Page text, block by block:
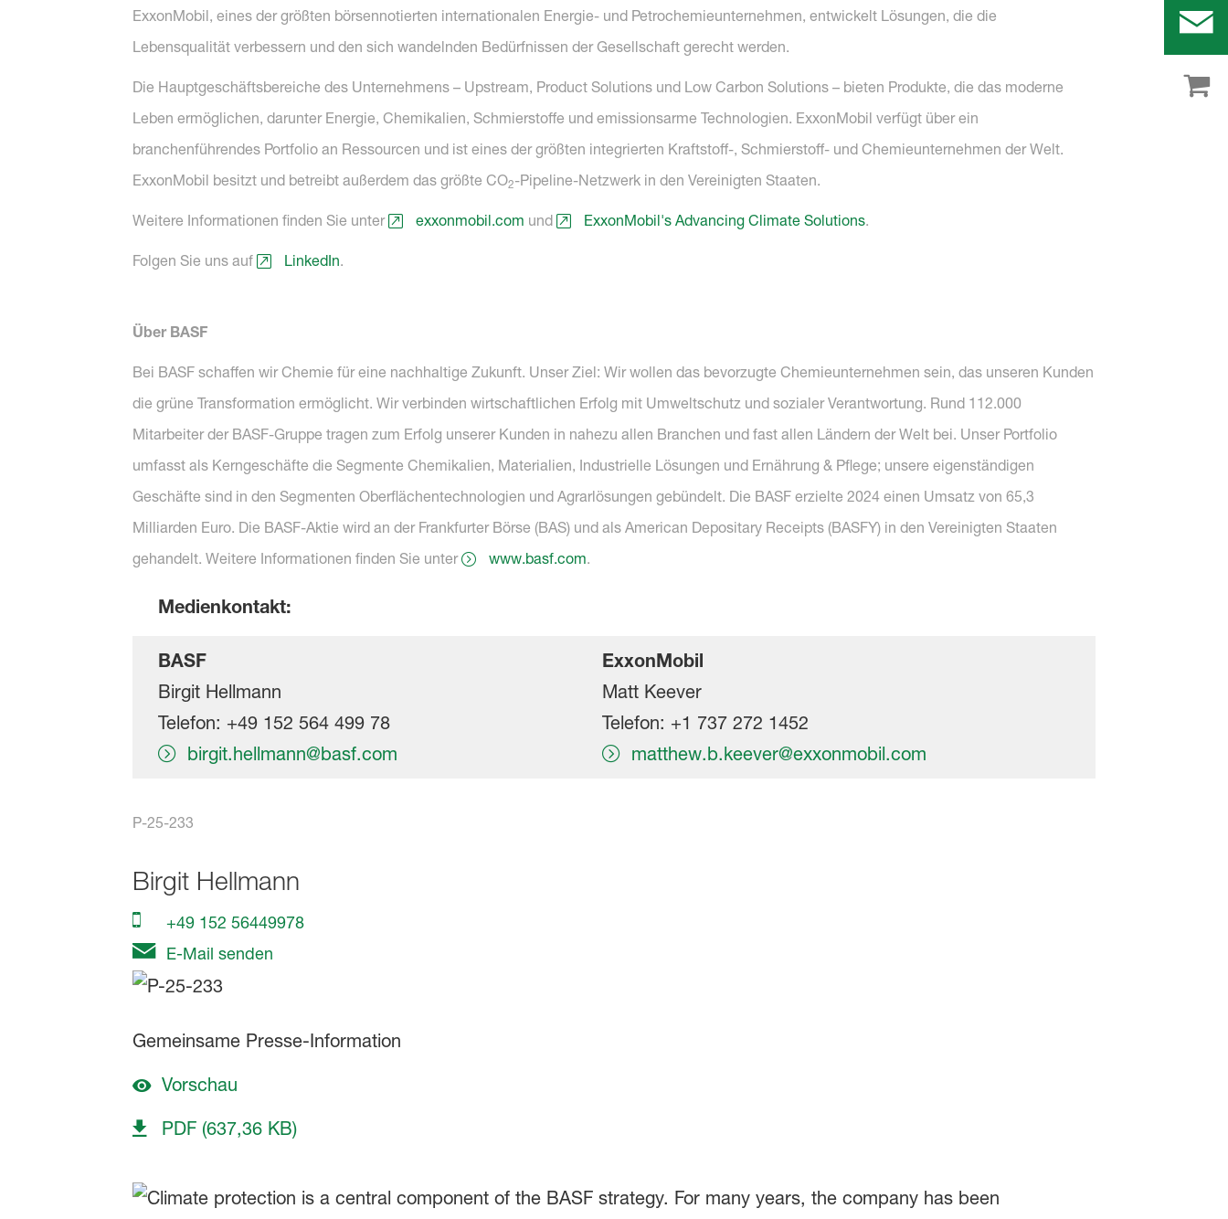
ExxonMobil, eines der größten börsennotierten internationalen Energie- und Petrochemieunternehmen, entwickelt Lösungen, die die
Lebensqualität verbessern und den sich wandelnden Bedürfnissen der Gesellschaft gerecht werden.
Die Hauptgeschäftsbereiche des Unternehmens – Upstream, Product Solutions und Low Carbon Solutions – bieten Produkte, die das moderne
Leben ermöglichen, darunter Energie, Chemikalien, Schmierstoffe und emissionsarme Technologien. ExxonMobil verfügt über ein
branchenführendes Portfolio an Ressourcen und ist eines der größten integrierten Kraftstoff-, Schmierstoff- und Chemieunternehmen der Welt.
ExxonMobil besitzt und betreibt außerdem das größte CO2-Pipeline-Netzwerk in den Vereinigten Staaten.
Weitere Informationen finden Sie unter exxonmobil.com und ExxonMobil's Advancing Climate Solutions.
Folgen Sie uns auf LinkedIn.
Über BASF
Bei BASF schaffen wir Chemie für eine nachhaltige Zukunft. Unser Ziel: Wir wollen das bevorzugte Chemieunternehmen sein, das unseren Kunden
die grüne Transformation ermöglicht. Wir verbinden wirtschaftlichen Erfolg mit Umweltschutz und sozialer Verantwortung. Rund 112.000
Mitarbeiter der BASF-Gruppe tragen zum Erfolg unserer Kunden in nahezu allen Branchen und fast allen Ländern der Welt bei. Unser Portfolio
umfasst als Kerngeschäfte die Segmente Chemikalien, Materialien, Industrielle Lösungen und Ernährung & Pflege; unsere eigenständigen
Geschäfte sind in den Segmenten Oberflächentechnologien und Agrarlösungen gebündelt. Die BASF erzielte 2024 einen Umsatz von 65,3
Milliarden Euro. Die BASF-Aktie wird an der Frankfurter Börse (BAS) und als American Depositary Receipts (BASFY) in den Vereinigten Staaten
gehandelt. Weitere Informationen finden Sie unter
www.basf.com.
Medienkontakt:
BASF
Birgit Hellmann
Telefon: +49 152 564 499 78
birgit.hellmann@basf.com
ExxonMobil
Matt Keever
Telefon: +1 737 272 1452
matthew.b.keever@exxonmobil.com
P-25-233
Birgit Hellmann
+49 152 56449978
E-Mail senden
Gemeinsame Presse-Information
Vorschau
PDF (637,36 KB)